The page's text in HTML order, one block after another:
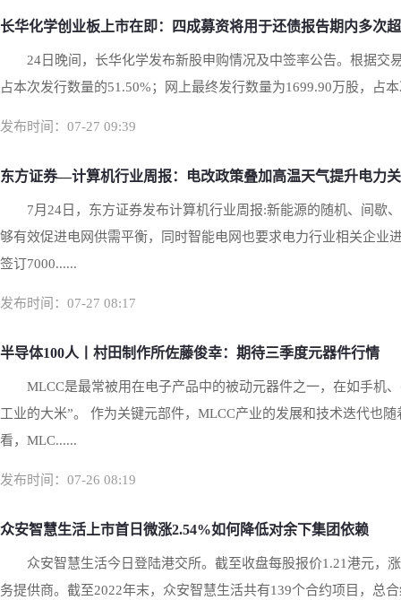
长华化学创业板上市在即：四成募资将用于还债报告期内多次超
24日晚间，长华化学发布新股申购情况及中签率公告。根据
占本次发行数量的51.50%；网上最终发行数量为1699.90万股，占
发布时间：07-27 09:39
东方证券—计算机行业周报：电改政策叠加高温天气提升电力关
7月24日，东方证券发布计算机行业周报:新能源的随机、间歇
够有效促进电网供需平衡，同时智能电网也要求电力行业相关企业
签订7000......
发布时间：07-27 08:17
半导体100人丨村田制作所佐藤俊幸：期待三季度元器件行情
MLCC是最常被用在电子产品中的被动元器件之一，在如手机
工业的大米”。 作为关键元部件，MLCC产业的发展和技术迭代也
看，MLC......
发布时间：07-26 08:19
众安智慧生活上市首日微涨2.54%如何降低对余下集团依赖
众安智慧生活今日登陆港交所。截至收盘每股报价1.21港元，
务提供商。截至2022年末，众安智慧生活共有139个合约项目，总